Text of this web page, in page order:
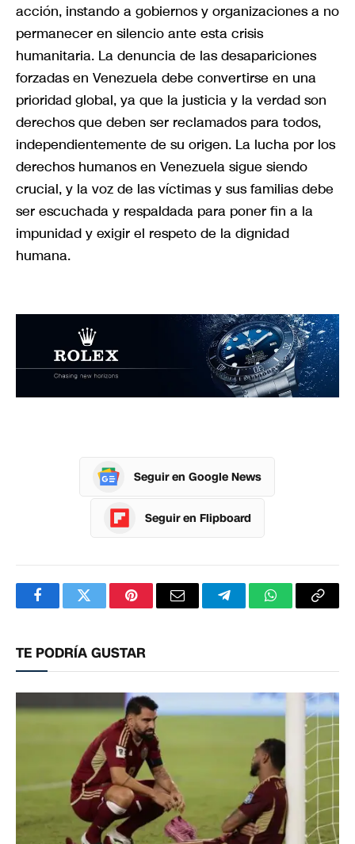
acción, instando a gobiernos y organizaciones a no
permanecer en silencio ante esta crisis
humanitaria. La denuncia de las desapariciones
forzadas en Venezuela debe convertirse en una
prioridad global, ya que la justicia y la verdad son
derechos que deben ser reclamados para todos,
independientemente de su origen. La lucha por los
derechos humanos en Venezuela sigue siendo
crucial, y la voz de las víctimas y sus familias debe
ser escuchada y respaldada para poner fin a la
impunidad y exigir el respeto de la dignidad
humana.
Seguir en Google News
Seguir en Flipboard
FacebookTwitterPinterestCorreoTelegramWhatsApp
TE PODRÍA GUSTAR